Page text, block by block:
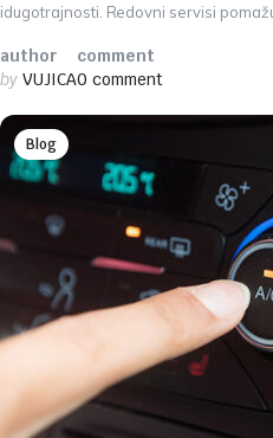
idugotrajnosti. Redovni servisi
author
by VUJICA
comment
0 comment
Blog